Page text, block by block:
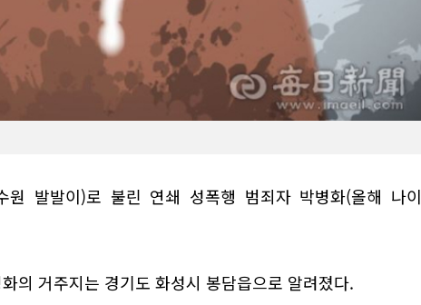
원 발발이)로 불린 연쇄 성폭행 범죄자 박병화(올해 나이
의 거주지는 경기도 화성시 봉담읍으로 알려졌다.